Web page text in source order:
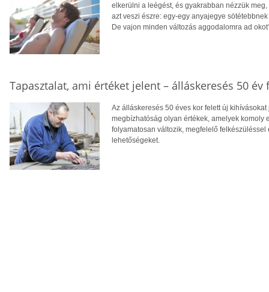
elkerülni a leégést, és gyakrabban nézzük
azt veszi észre: egy-egy anyajegye
De vajon minden változás aggodalomra ad
Tapasztalat, ami értéket jelent – álláskeresés 50 év
Az álláskeresés 50 éves kor felett új
megbízhatóság olyan értékek, amelyek komoly
folyamatosan változik, megfelelő
lehetőségeket.